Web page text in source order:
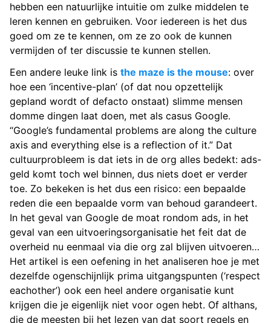
hebben een natuurlijke intuitie om zulke middelen te
leren kennen en gebruiken. Voor iedereen is het dus
goed om ze te kennen, om ze zo ook de kunnen
vermijden of ter discussie te kunnen stellen.
Een andere leuke link is the maze is the mouse: over
hoe een ‘incentive-plan’ (of dat nou opzettelijk
gepland wordt of defacto onstaat) slimme mensen
domme dingen laat doen, met als casus Google.
“Google’s fundamental problems are along the culture
axis and everything else is a reflection of it.” Dat
cultuurprobleem is dat iets in de org alles bedekt: ads-
geld komt toch wel binnen, dus niets doet er verder
toe. Zo bekeken is het dus een risico: een bepaalde
reden die een bepaalde vorm van behoud garandeert.
In het geval van Google de moat rondom ads, in het
geval van een uitvoeringsorganisatie het feit dat de
overheid nu eenmaal via die org zal blijven uitvoeren…
Het artikel is een oefening in het analiseren hoe je met
dezelfde ogenschijnlijk prima uitgangspunten (‘respect
eachother’) ook een heel andere organisatie kunt
krijgen die je eigenlijk niet voor ogen hebt. Of althans,
die de meesten bij het lezen van dat soort regels en